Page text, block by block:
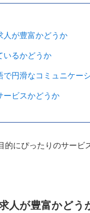
人が豊富かどうか
いるかどうか
で円滑なコミュニケー
ービスかどうか
的にぴったりのサービ
人が豊富かどう